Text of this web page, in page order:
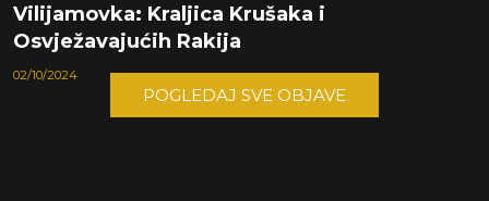
Vilijamovka: Kraljica Krušaka i
Osvježavajućih Rakija
02/10/2024
POGLEDAJ SVE OBJAVE